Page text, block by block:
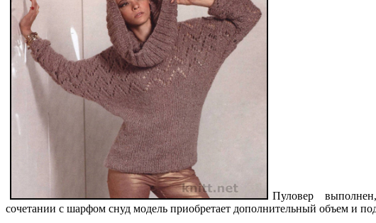
Пуловер
сочетании с шарфом снуд модель приобретает дополнительный объем и